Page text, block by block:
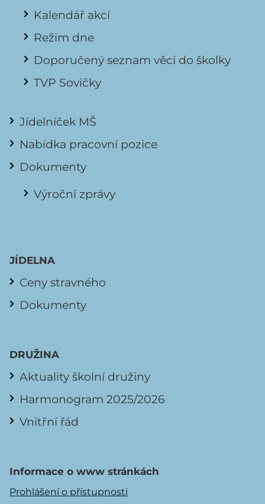
Kalendář akcí
Režim dne
Doporučený seznam věcí do školky
TVP Sovičky
Jídelníček MŠ
Nabídka pracovní pozice
Dokumenty
Výroční zprávy
JÍDELNA
Ceny stravného
Dokumenty
DRUŽINA
Aktuality školní družiny
Harmonogram 2025/2026
Vnitřní řád
Informace o www stránkách
Prohlášení o přístupnosti